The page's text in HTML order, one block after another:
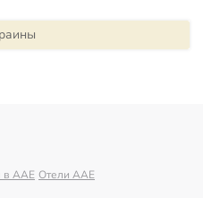
в AAE Отели AAE